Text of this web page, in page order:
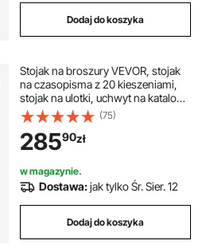
Dodaj do koszyka
Stojak na broszury VEVOR, stojak
na czasopisma z 20 kieszeniami,
stojak na ulotki, uchwyt na katalogi,
stojak metalowy pochyły, stojak na
książki, stojak podłogowy na targi,
pokazy biurowe, wystawy, stojak
wystawowy
(75)
28590zł
w magazynie.
Dostawa:jak tylko Śr. Sier. 12
Dodaj do koszyka